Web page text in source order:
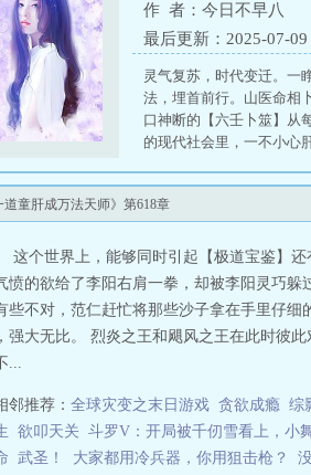
作 者：今日不早八
最后更新：2025-07-09
灵气复苏，时代变迁。一
法，埋首前行。山医命相
口神断的【六壬卜筮】从
的现代社会里，一不小心
道童肝成万法天师》第618章
这个世界上，能够同时引起【极道宝鉴】
愤的欲给了李阳右肩一拳，却被李阳灵巧
些不对，范仁赶忙将那些沙子拿在手里仔
强大无比。 烈炎之王和飓风之王在此时彼
...
邻推荐： 全球灾变之末日游戏 贪欲成瘾 综
欲叩天关 斗罗V：开局被千仞雪看上，小
武圣！ 大家都用冷兵器，你用狙击枪？